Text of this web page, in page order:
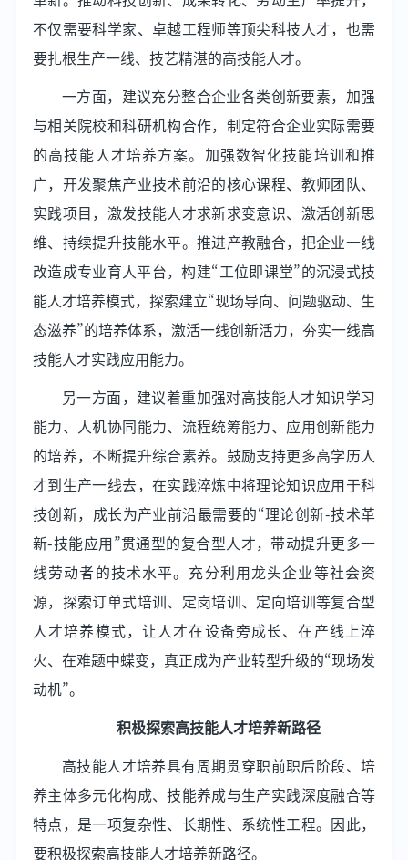
不仅需要科学家、卓越工程师等顶尖科技人才，也需
要扎根生产一线、技艺精湛的高技能人才。
一方面，建议充分整合企业各类创新要素，加强
与相关院校和科研机构合作，制定符合企业实际需要
的高技能人才培养方案。加强数智化技能培训和推
广，开发聚焦产业技术前沿的核心课程、教师团队、
实践项目，激发技能人才求新求变意识、激活创新思
维、持续提升技能水平。推进产教融合，把企业一线
改造成专业育人平台，构建“工位即课堂”的沉浸式技
能人才培养模式，探索建立“现场导向、问题驱动、生
态滋养”的培养体系，激活一线创新活力，夯实一线高
技能人才实践应用能力。
另一方面，建议着重加强对高技能人才知识学习
能力、人机协同能力、流程统筹能力、应用创新能力
的培养，不断提升综合素养。鼓励支持更多高学历人
才到生产一线去，在实践淬炼中将理论知识应用于科
技创新，成长为产业前沿最需要的“理论创新-技术革
新-技能应用”贯通型的复合型人才，带动提升更多一
线劳动者的技术水平。充分利用龙头企业等社会资
源，探索订单式培训、定岗培训、定向培训等复合型
人才培养模式，让人才在设备旁成长、在产线上淬
火、在难题中蝶变，真正成为产业转型升级的“现场发
动机”。
积极探索高技能人才培养新路径
高技能人才培养具有周期贯穿职前职后阶段、培
养主体多元化构成、技能养成与生产实践深度融合等
特点，是一项复杂性、长期性、系统性工程。因此，
要积极探索高技能人才培养新路径。